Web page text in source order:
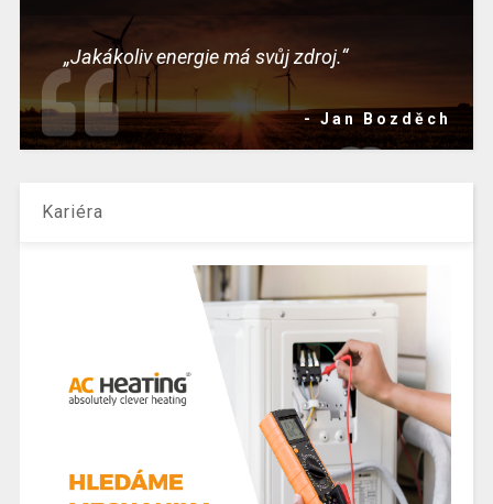
„Jakákoliv energie má svůj zdroj.“
- Jan Bozděch
Kariéra